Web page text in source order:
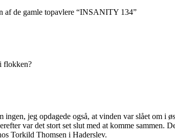
af de gamle topavlere “INSANITY 134”
flokken?
jeg opdagede også, at vinden var slået om i
var det stort set slut med at komme sammen.
Torkild Thomsen i Haderslev.